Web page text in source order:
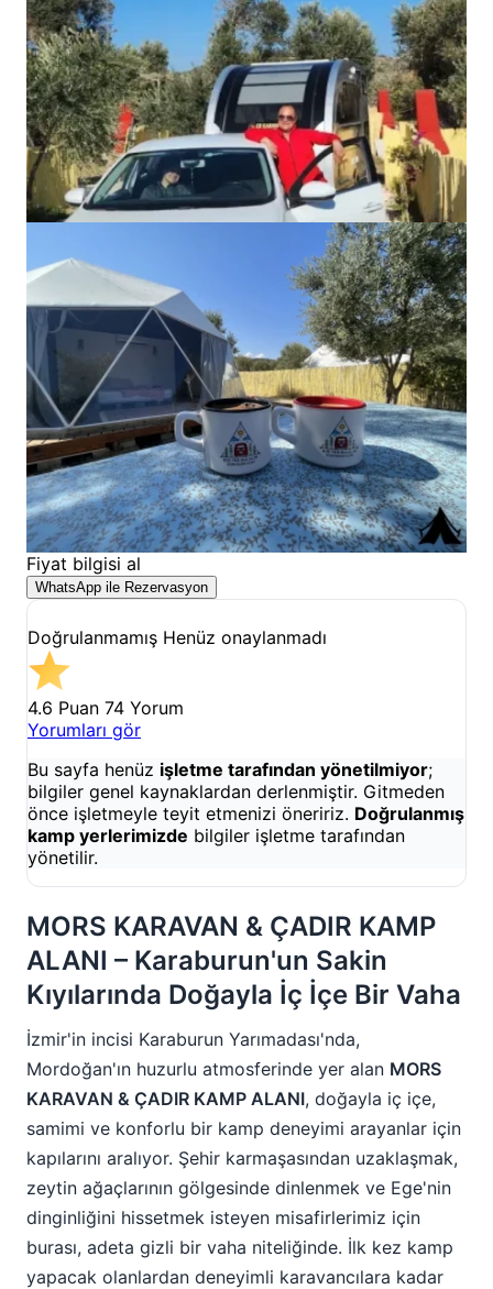
Fiyat bilgisi al
WhatsApp ile Rezervasyon
Doğrulanmamış Henüz onaylanmadı
4.6 Puan 74 Yorum
Yorumları gör
Bu sayfa henüz işletme tarafından yönetilmiyor;
bilgiler genel kaynaklardan derlenmiştir. Gitmeden
önce işletmeyle teyit etmenizi öneririz. Doğrulanmış
kamp yerlerimizde bilgiler işletme tarafından
yönetilir.
MORS KARAVAN & ÇADIR KAMP
ALANI – Karaburun'un Sakin
Kıyılarında Doğayla İç İçe Bir Vaha
İzmir'in incisi Karaburun Yarımadası'nda,
Mordoğan'ın huzurlu atmosferinde yer alan MORS
KARAVAN & ÇADIR KAMP ALANI, doğayla iç içe,
samimi ve konforlu bir kamp deneyimi arayanlar için
kapılarını aralıyor. Şehir karmaşasından uzaklaşmak,
zeytin ağaçlarının gölgesinde dinlenmek ve Ege'nin
dinginliğini hissetmek isteyen misafirlerimiz için
burası, adeta gizli bir vaha niteliğinde. İlk kez kamp
yapacak olanlardan deneyimli karavancılara kadar